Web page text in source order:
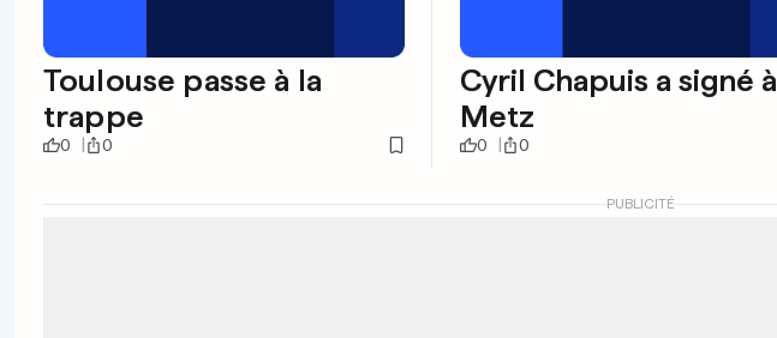
Toulouse passe à la
trappe
0 0
Cyril Chapuis a signé à
Metz
0 0
PUBLICITÉ